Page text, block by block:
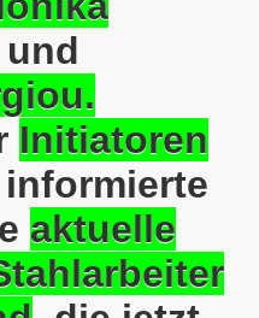
und
Initiatoren
aktuelle
hinter Thomas
17.07.2017 hinter
von
hat stattgefunden am
der Kundgebung in